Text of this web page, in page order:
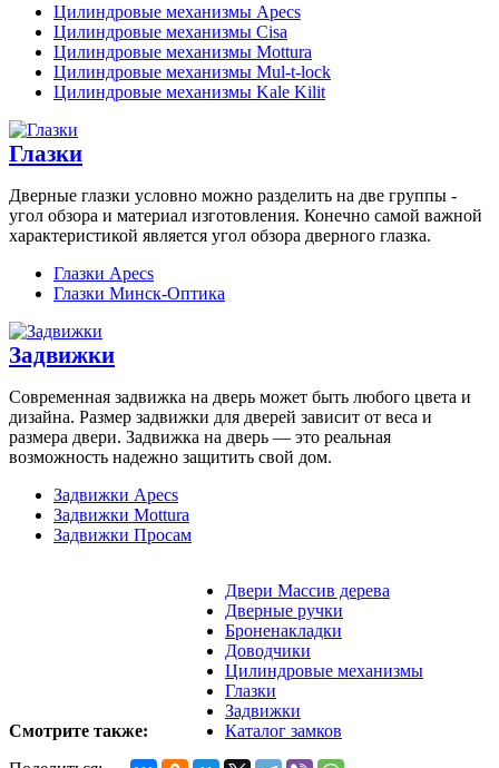
Цилиндровые механизмы Apecs
Цилиндровые механизмы Cisa
Цилиндровые механизмы Mottura
Цилиндровые механизмы Mul-t-lock
Цилиндровые механизмы Kale Kilit
Глазки
Дверные глазки условно можно разделить на две группы -
угол обзора и материал изготовления. Конечно самой важной
характеристикой является угол обзора дверного глазка.
Глазки Apecs
Глазки Минск-Оптика
Задвижки
Современная задвижка на дверь может быть любого цвета и
дизайна. Размер задвижки для дверей зависит от веса и
размера двери. Задвижка на дверь — это реальная
возможность надежно защитить свой дом.
Задвижки Apecs
Задвижки Mottura
Задвижки Просам
Смотрите также:
Двери Массив дерева
Дверные ручки
Броненакладки
Доводчики
Цилиндровые механизмы
Глазки
Задвижки
Каталог замков